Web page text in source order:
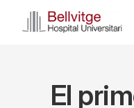
El